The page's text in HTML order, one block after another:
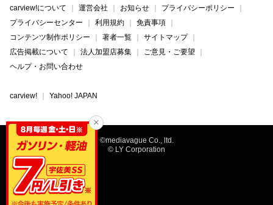
carview!について 運営会社 お知らせ
プライバシーポリシー
プライバシーセンター
利用規約
免責事項
コンテンツ制作ポリシー
著者一覧
サイトマップ
広告掲載について
法人加盟店募集
ご意見・ご要望
ヘルプ・お問い合わせ
carview! Yahoo! JAPAN
©mediavague Co., ltd.
© LY Corporation